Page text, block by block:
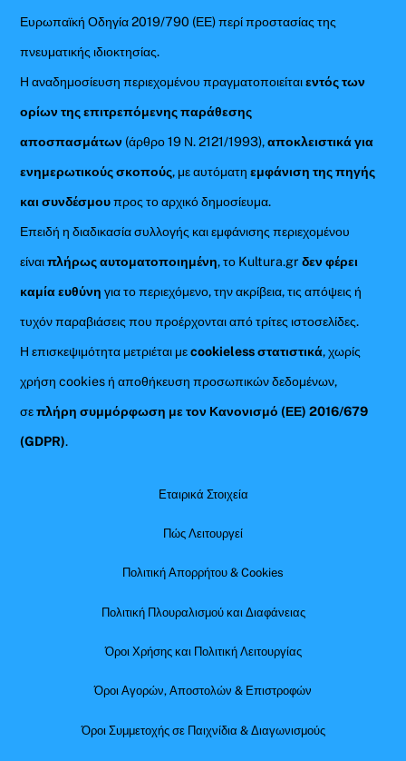
Ευρωπαϊκή Οδηγία 2019/790 (ΕΕ) περί προστασίας της
πνευματικής ιδιοκτησίας.
Η αναδημοσίευση περιεχομένου πραγματοποιείταιεντός των
ορίων της επιτρεπόμενης παράθεσης
αποσπασμάτων (άρθρο 19 Ν. 2121/1993),αποκλειστικά για
ενημερωτικούς σκοπούς, με αυτόματηεμφάνιση της πηγής
και συνδέσμουπρος το αρχικό δημοσίευμα.
Επειδή η διαδικασία συλλογής και εμφάνισης περιεχομένου
είναιπλήρως αυτοματοποιημένη, το Kultura.grδεν φέρει
καμία ευθύνη για το περιεχόμενο, την ακρίβεια, τις απόψεις ή
τυχόν παραβιάσεις που προέρχονται από τρίτες ιστοσελίδες.
Η επισκεψιμότητα μετριέται μεcookieless στατιστικά, χωρίς
χρήση cookies ή αποθήκευση προσωπικών δεδομένων,
σεπλήρη συμμόρφωση με τον Κανονισμό (ΕΕ) 2016/679
(GDPR).
Εταιρικά Στοιχεία
Πώς Λειτουργεί
Πολιτική Απορρήτου & Cookies
Πολιτική Πλουραλισμού και Διαφάνειας
Όροι Χρήσης και Πολιτική Λειτουργίας
Όροι Αγορών, Αποστολών & Επιστροφών
Όροι Συμμετοχής σε Παιχνίδια & Διαγωνισμούς